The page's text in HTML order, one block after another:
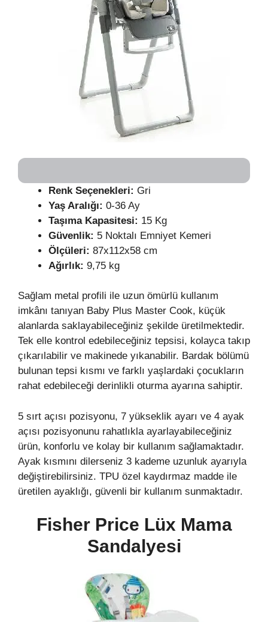
Renk Seçenekleri: Gri
Yaş Aralığı: 0-36 Ay
Taşıma Kapasitesi: 15 Kg
Güvenlik: 5 Noktalı Emniyet Kemeri
Ölçüleri: 87x112x58 cm
Ağırlık: 9,75 kg
Sağlam metal profili ile uzun ömürlü kullanım
imkânı tanıyan Baby Plus Master Cook, küçük
alanlarda saklayabileceğiniz şekilde üretilmektedir.
Tek elle kontrol edebileceğiniz tepsisi, kolayca takıp
çıkarılabilir ve makinede yıkanabilir. Bardak bölümü
bulunan tepsi kısmı ve farklı yaşlardaki çocukların
rahat edebileceği derinlikli oturma ayarına sahiptir.
5 sırt açısı pozisyonu, 7 yükseklik ayarı ve 4 ayak
açısı pozisyonunu rahatlıkla ayarlayabileceğiniz
ürün, konforlu ve kolay bir kullanım sağlamaktadır.
Ayak kısmını dilerseniz 3 kademe uzunluk ayarıyla
değiştirebilirsiniz. TPU özel kaydırmaz madde ile
üretilen ayaklığı, güvenli bir kullanım sunmaktadır.
Fisher Price Lüx Mama
Sandalyesi